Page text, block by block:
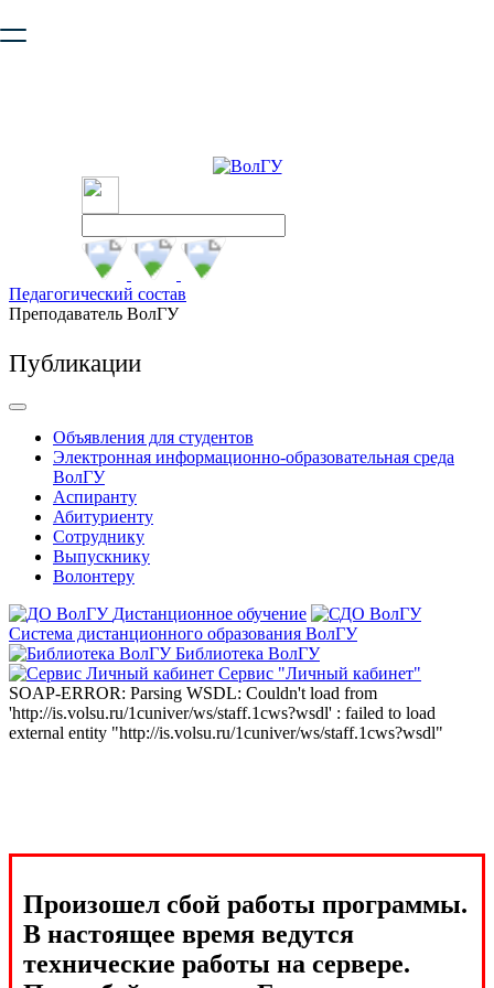
безопасную работу с сайтом. Пожалуйста
Педагогический состав
Преподаватель ВолГУ
Публикации
Объявления для студентов
Электронная информационно-образовательная среда
ВолГУ
Аспиранту
Абитуриенту
Сотруднику
Выпускнику
Волонтеру
Дистанционное обучение
Система дистанционного образования ВолГУ
Библиотека ВолГУ
Сервис "Личный кабинет"
SOAP-ERROR: Parsing WSDL: Couldn't load from
'http://is.volsu.ru/1cuniver/ws/staff.1cws?wsdl' : failed to load
external entity "http://is.volsu.ru/1cuniver/ws/staff.1cws?wsdl"
Произошел сбой работы программы.
В настоящее время ведутся
технические работы на сервере.